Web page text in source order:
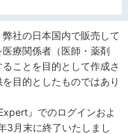
社の日本国内で販売して
療関係者（医師・薬剤
ことを目的として作成さ
目的としたものではあり
』でのログインおよ
3月末に終了いたしまし